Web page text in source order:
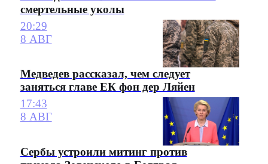
смертельные уколы
20:29
8 АВГ
Медведев рассказал, чем следует
заняться главе ЕК фон дер Ляйен
17:43
8 АВГ
Сербы устроили митинг против